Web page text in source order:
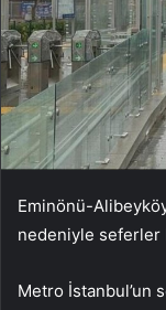
Eminönü-
nedeniyle seferler
Metro İstanbul’un